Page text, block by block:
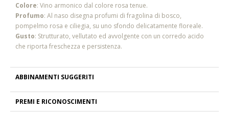
Colore: Vino armonico dal colore rosa tenue.
Profumo: Al naso disegna profumi di fragolina di bosco,
pompelmo rosa e ciliegia, su uno sfondo delicatamente floreale.
Gusto: Strutturato, vellutato ed avvolgente con un corredo acido
che riporta freschezza e persistenza.
ABBINAMENTI SUGGERITI
PREMI E RICONOSCIMENTI